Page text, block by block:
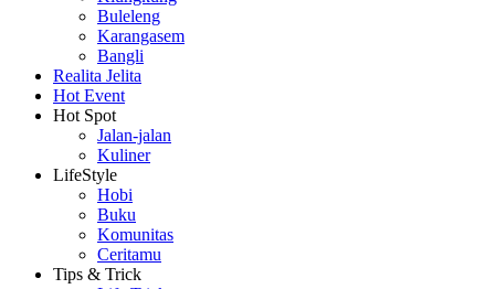
Buleleng
Karangasem
Bangli
Realita Jelita
Hot Event
Hot Spot
Jalan-jalan
Kuliner
LifeStyle
Hobi
Buku
Komunitas
Ceritamu
Tips & Trick